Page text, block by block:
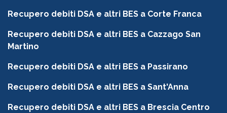
Recupero debiti DSA e altri BES a Corte Franca
Recupero debiti DSA e altri BES a Cazzago San
Martino
Recupero debiti DSA e altri BES a Passirano
Recupero debiti DSA e altri BES a Sant'Anna
Recupero debiti DSA e altri BES a Brescia Centro